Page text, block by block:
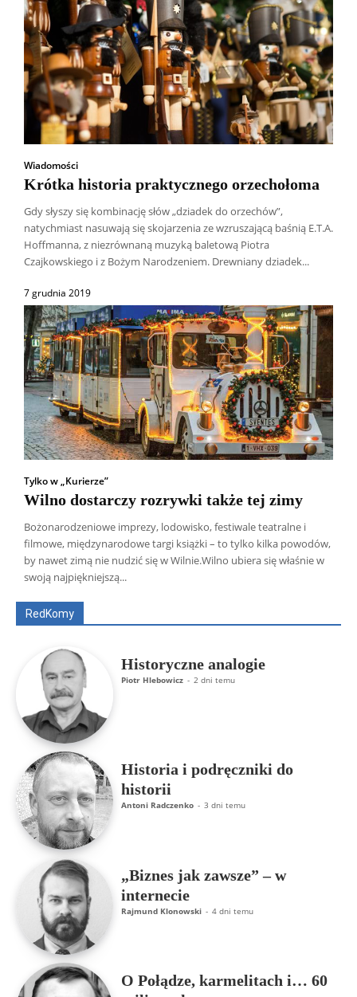
Wiadomości
Krótka historia praktycznego orzechołoma
Gdy słyszy się kombinację słów „dziadek do orzechów”,
natychmiast nasuwają się skojarzenia ze wzruszającą baśnią E.T.A.
Hoffmanna, z niezrównaną muzyką baletową Piotra
Czajkowskiego i z Bożym Narodzeniem. Drewniany dziadek...
7 grudnia 2019
Tylko w „Kurierze”
Wilno dostarczy rozrywki także tej zimy
Bożonarodzeniowe imprezy, lodowisko, festiwale teatralne i
filmowe, międzynarodowe targi książki – to tylko kilka powodów,
by nawet zimą nie nudzić się w Wilnie.Wilno ubiera się właśnie w
swoją najpiękniejszą...
RedKomy
Wszyscy Aleksander Borowik
Antoni Radczenko
Artur Płokszto
Grzegorz Górny
ks. Jarosław Wąsowicz SDB
Historyczne analogie
Piotr Hlebowicz - 2 dni temu
Historia i podręczniki do
historii
Antoni Radczenko - 3 dni temu
„Biznes jak zawsze” – w
internecie
Rajmund Klonowski - 4 dni temu
O Połądze, karmelitach i… 60